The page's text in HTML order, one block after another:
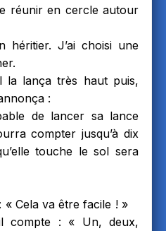
réunir en cercle autour
J’ai choisi une
lança très haut puis,
:
de lancer sa lance
compter jusqu’à dix
touche le sol sera
« Cela va être facile ! »
compte : « Un, deux,